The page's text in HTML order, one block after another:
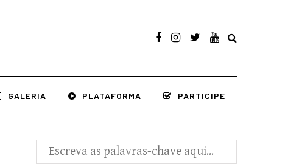
GALERIA PLATAFORMA PARTICIPE